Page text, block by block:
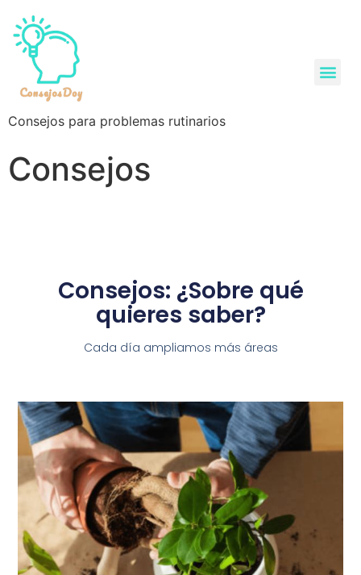
Consejos para problemas rutinarios
Consejos
Consejos: ¿Sobre qué
quieres saber?
Cada día ampliamos más áreas